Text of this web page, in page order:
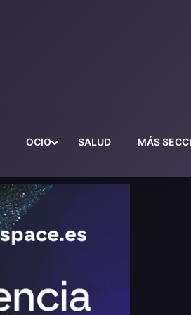
OCIO SALUD MÁS